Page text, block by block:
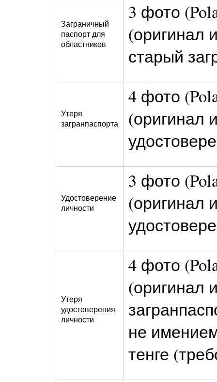
Заграничный
паспорт для
областников
3 фото
(оригинал
старый
Утеря
загранпаспорта
4 фото
(оригинал
Удостоверение
личности
3 фото
(оригинал
Утеря
удостоверения
личности
4 фото
(оригинал
не
тенге